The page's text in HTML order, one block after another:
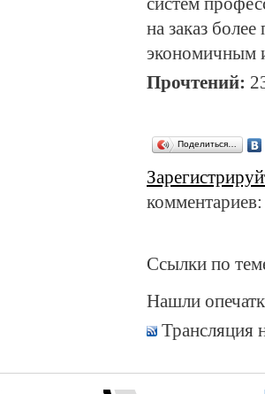
на заказ
экономичным
Прочтений:
Поделиться…
Ссылки по
Нашли
Трансляция